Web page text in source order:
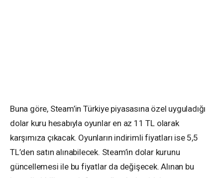
Buna göre, Steam’in Türkiye piyasasına özel uyguladığı
dolar kuru hesabıyla oyunlar en az 11 TL olarak
karşımıza çıkacak. Oyunların indirimli fiyatları ise 5,5
TL’den satın alınabilecek. Steam’in dolar kurunu
güncellemesi ile bu fiyatlar da değişecek. Alınan bu